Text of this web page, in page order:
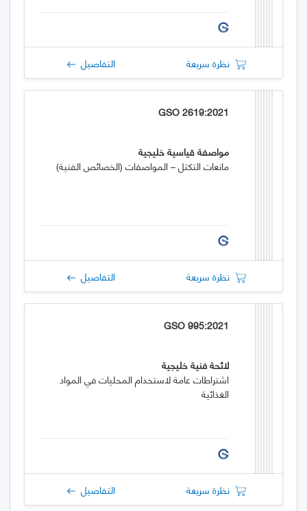
نظرة سريعة التفاصيل
GSO 2619:2021
مواصفة قياسية خليجية
مانعات التكتل – المواصفات (الخصائص الفنية)
نظرة سريعة التفاصيل
GSO 995:2021
لائحة فنية خليجية
اشتراطات عامة لاستخدام المحليات في المواد
الغذائية
نظرة سريعة التفاصيل